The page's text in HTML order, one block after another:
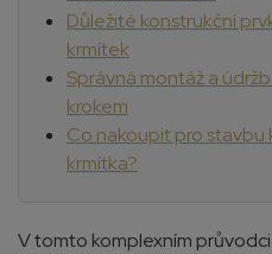
Důležité konstrukční
krmítek
Správná montáž a
krokem
Co nakoupit pro
krmítka?
V tomto komplexním